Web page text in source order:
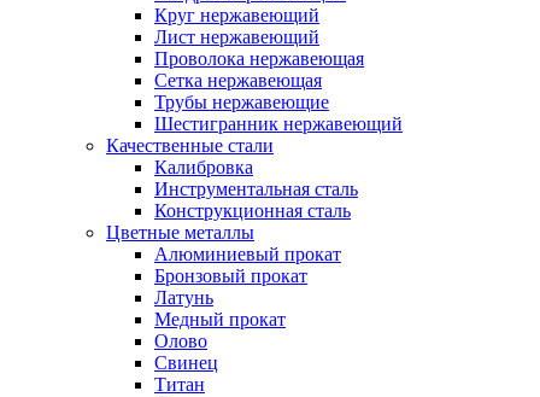
Круг нержавеющий
Лист нержавеющий
Проволока нержавеющая
Сетка нержавеющая
Трубы нержавеющие
Шестигранник нержавеющий
Качественные стали
Калибровка
Инструментальная сталь
Конструкционная сталь
Цветные металлы
Алюминиевый прокат
Бронзовый прокат
Латунь
Медный прокат
Олово
Свинец
Титан